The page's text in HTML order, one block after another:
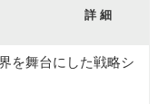
詳 細
を舞台にした戦略シ